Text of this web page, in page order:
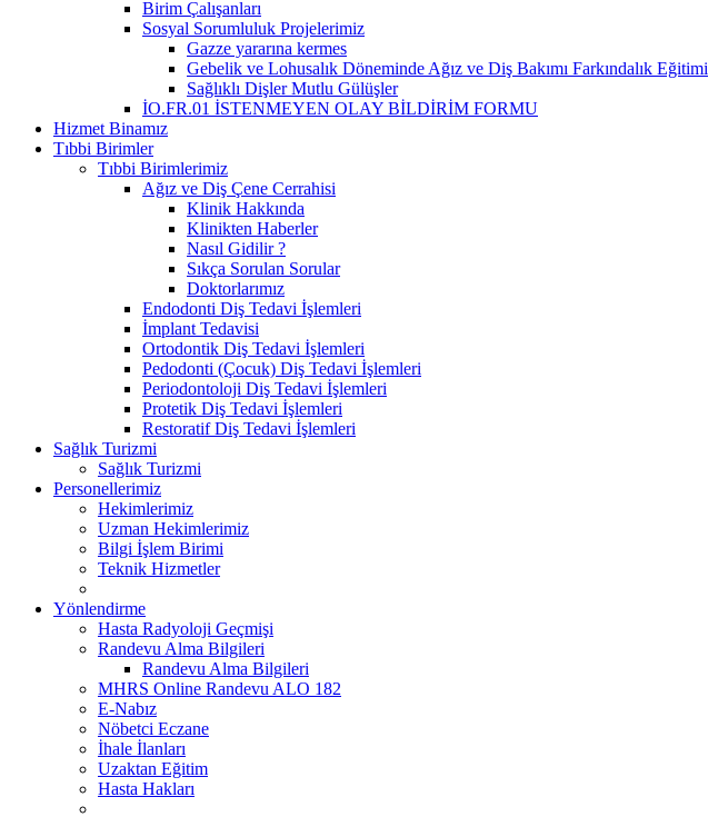
Birim Çalışanları
Sosyal Sorumluluk Projelerimiz
Gazze yararına kermes
Gebelik ve Lohusalık Döneminde Ağız ve Diş Bakımı Farkındalık Eğitimi
Sağlıklı Dişler Mutlu Gülüşler
İO.FR.01 İSTENMEYEN OLAY BİLDİRİM FORMU
Hizmet Binamız
Tıbbi Birimler
Tıbbi Birimlerimiz
Ağız ve Diş Çene Cerrahisi
Klinik Hakkında
Klinikten Haberler
Nasıl Gidilir ?
Sıkça Sorulan Sorular
Doktorlarımız
Endodonti Diş Tedavi İşlemleri
İmplant Tedavisi
Ortodontik Diş Tedavi İşlemleri
Pedodonti (Çocuk) Diş Tedavi İşlemleri
Periodontoloji Diş Tedavi İşlemleri
Protetik Diş Tedavi İşlemleri
Restoratif Diş Tedavi İşlemleri
Sağlık Turizmi
Sağlık Turizmi
Personellerimiz
Hekimlerimiz
Uzman Hekimlerimiz
Bilgi İşlem Birimi
Teknik Hizmetler
Yönlendirme
Hasta Radyoloji Geçmişi
Randevu Alma Bilgileri
Randevu Alma Bilgileri
MHRS Online Randevu ALO 182
E-Nabız
Nöbetci Eczane
İhale İlanları
Uzaktan Eğitim
Hasta Hakları